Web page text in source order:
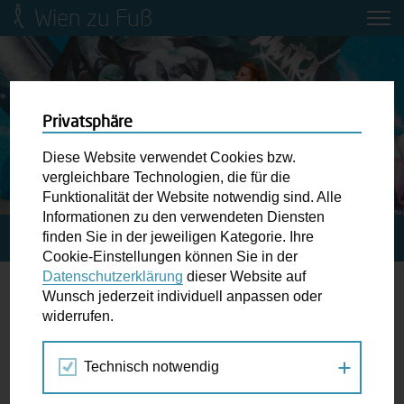
Wien zu Fuß
Mobilitätsbildung für Kinder und
Jugendliche
Ringstraße-Neugestaltung
Wiener Fußwegekarte
Newsletter abonnieren
Wunschbox
der Ampel ...
STARTSEITE SPAZIERGANG KALENDER
Online-Infoabend
Apr Mai Jun
Privatsphäre
Diese Website verwendet Cookies bzw.
vergleichbare Technologien, die für die
Funktionalität der Website notwendig sind. Alle
Informationen zu den verwendeten Diensten
finden Sie in der jeweiligen Kategorie. Ihre
Cookie-Einstellungen können Sie in der
Datenschutzerklärung dieser Website auf
Wunsch jederzeit individuell anpassen oder
widerrufen.
Technisch notwendig